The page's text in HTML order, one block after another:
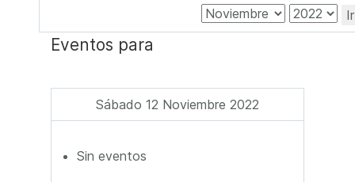
Eventos para
Sábado 12 Noviembre 2022
Sin eventos